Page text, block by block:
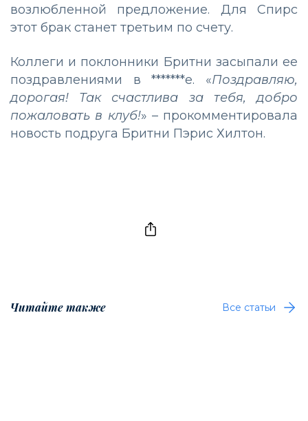
возлюбленной предложение. Для Спирс
этот брак станет третьим по счету.
Коллеги и поклонники Бритни засыпали ее
поздравлениями в *******е. «Поздравляю,
дорогая! Так счастлива за тебя, добро
пожаловать в клуб!» – прокомментировала
новость подруга Бритни Пэрис Хилтон.
Читайте также Все статьи